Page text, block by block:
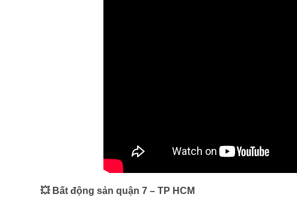
💥 Bất động sản quận 7 – TP HCM